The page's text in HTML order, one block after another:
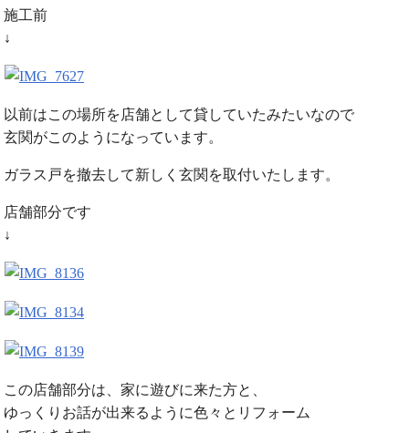
施工前
↓
以前はこの場所を店舗として貸していたみたいなので
玄関がこのようになっています。
ガラス戸を撤去して新しく玄関を取付いたします。
店舗部分です
↓
この店舗部分は、家に遊びに来た方と、
ゆっくりお話が出来るように色々とリフォーム